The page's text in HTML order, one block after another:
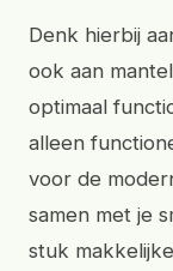
Denk hierbij
ook aan
optimaal
alleen
voor de
samen met je
stuk